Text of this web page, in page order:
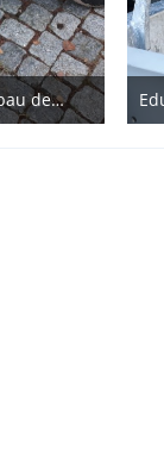
Eduard Rückwärtskipper Anbau der Stauboxen